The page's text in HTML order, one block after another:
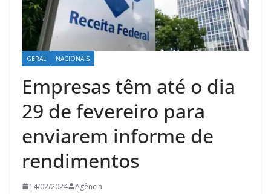
GERAL NACIONAIS
Empresas têm até o dia
29 de fevereiro para
enviarem informe de
rendimentos
14/02/2024 Agência